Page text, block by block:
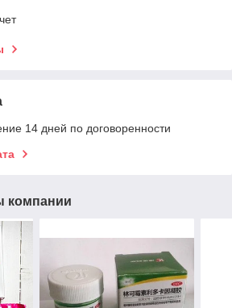
14 дней по договоренности
компании